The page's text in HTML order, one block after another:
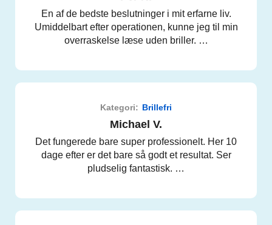
En af de bedste beslutninger i mit erfarne liv.
Umiddelbart efter operationen, kunne jeg til min
overraskelse læse uden briller. …
Kategori: Brillefri
Michael V.
Det fungerede bare super professionelt. Her 10
dage efter er det bare så godt et resultat. Ser
pludselig fantastisk. …